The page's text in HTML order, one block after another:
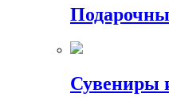
Сувениры